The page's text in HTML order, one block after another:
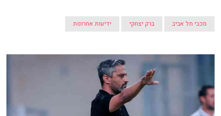
מכבי תל אביב ברק יצחקי ידיעות אחרונות